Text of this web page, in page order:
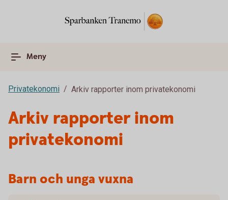
Meny
Privatekonomi Arkiv rapporter inom privatekonomi
Arkiv rapporter inom
privatekonomi
Barn och unga vuxna